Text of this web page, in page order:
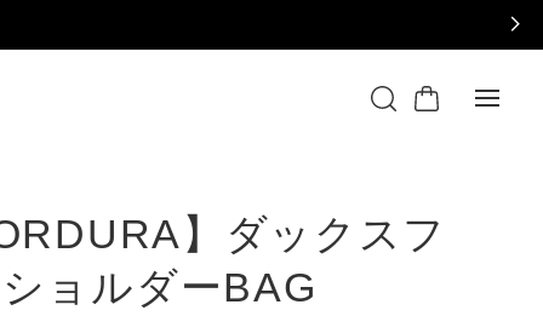
】ダックスフ
ョルダーBAG